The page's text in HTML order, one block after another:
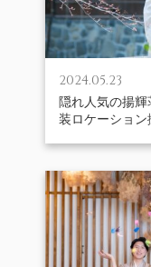
2024.05.23
隠れ人気の揚
装ロケーション